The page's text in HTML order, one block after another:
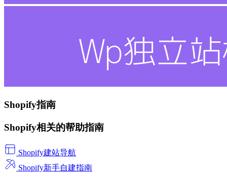
Shopify指南
Shopify相关的帮助指南
Shopify建站导航
Shopify新手自建指南